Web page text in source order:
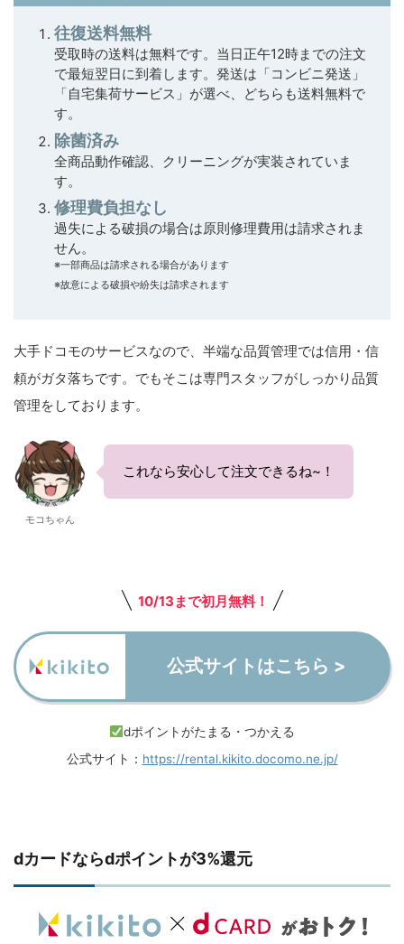
往復送料無料
受取時の送料は無料です。当日正午12時までの注文
で最短翌日に到着します。発送は「コンビニ発送」
「自宅集荷サービス」が選べ、どちらも送料無料で
す。
除菌済み
全商品動作確認、クリーニングが実装されていま
す。
修理費負担なし
過失による破損の場合は原則修理費用は請求されま
せん。
※一部商品は請求される場合があります
※故意による破損や紛失は請求されます
大手ドコモのサービスなので、半端な品質管理では信用・信
頼がガタ落ちです。でもそこは専門スタッフがしっかり品質
管理をしております。
モコちゃん
これなら安心して注文できるね~！
10/13まで初月無料！
公式サイトはこちら >
dポイントがたまる・つかえる
公式サイト： https://rental.kikito.docomo.ne.jp/
dカードならdポイントが3%還元